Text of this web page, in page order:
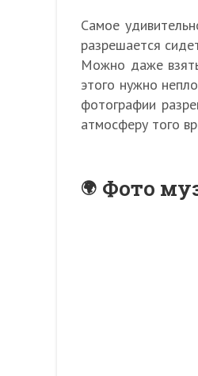
Самое
разрешается
Можно даже
этого нужно
фотографии
атмосферу того
Фото